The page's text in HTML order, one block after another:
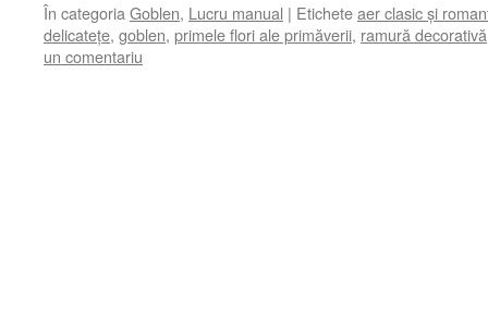
În categoria Goblen, Lucru manual | Eticheteaer clasic și
delicatețe, goblen, primele flori ale primăverii, ramură decorativă
un comentariu